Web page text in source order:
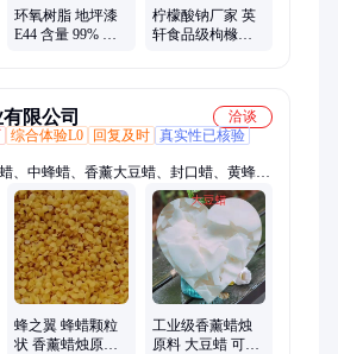
环氧树脂 地坪漆
E44 含量 99% 现
柠檬酸钠厂家 英
轩食品级枸橼酸
限公司
洽谈
综合体验L0 回复及时 真实性已核验
、中蜂蜡、香薰大豆蜡、封口蜡、黄蜂
蜂之翼 蜂蜡颗粒
状 香薰蜡烛原料
工业级香薰蜡烛
原料 大豆蜡 可根